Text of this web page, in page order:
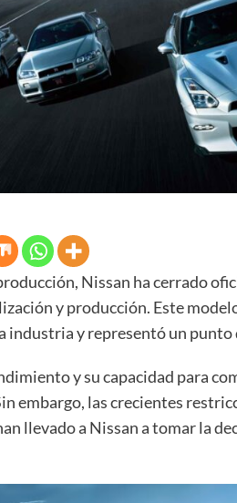
Nissan ha cerrado
y producción. Este
industria y representó un
y su capacidad para
embargo, las crecientes
llevado a Nissan a tomar la